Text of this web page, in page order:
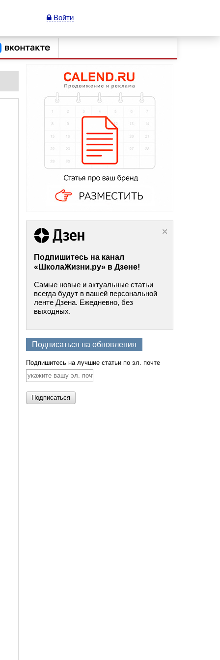
Войти
Подпишитесь на канал
«ШколаЖизни.ру» в Дзене!
Самые новые и актуальные статьи
всегда будут в вашей персональной
ленте Дзена. Ежедневно, без
выходных.
Подписаться на обновления
Подпишитесь на лучшие статьи по эл. почте